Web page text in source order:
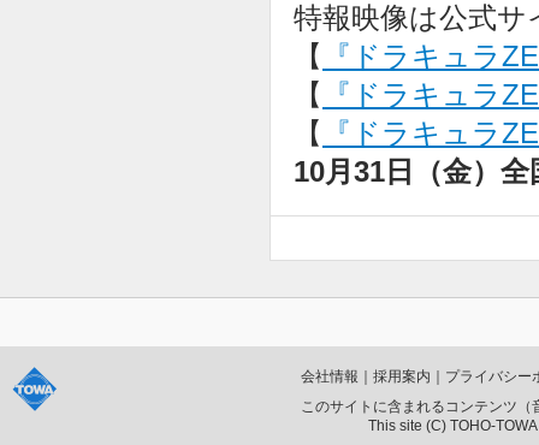
特報映像は公式
【
『ドラキュラ
【
『ドラキュラ
【
『ドラキュラ
10月31日（金）
会社情報 採用案内
プライバシー
このサイトに含まれるコンテンツ
This site (C) TOHO-